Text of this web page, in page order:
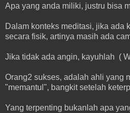
Apa yang anda miliki, justru bisa
Dalam konteks meditasi, jika ada
secara fisik, artinya masih ada
Jika tidak ada angin, kayuhlah (
Orang2 sukses, adalah ahli yang
"memantul", bangkit setelah
Yang terpenting bukanlah apa